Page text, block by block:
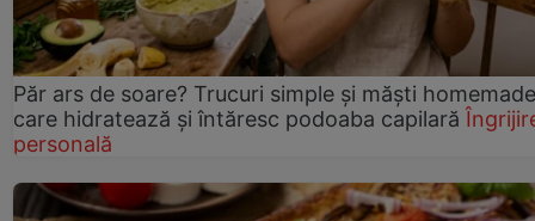
Păr ars de soare? Trucuri simple și măști homemade
care hidratează și întăresc podoaba capilară
personală